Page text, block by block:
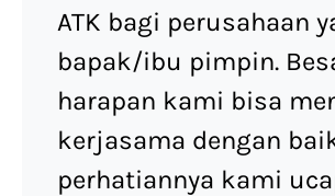
ATK bagi perusahaan
bapak/ibu pimpin.
harapan kami bisa
kerjasama dengan
perhatiannya kami